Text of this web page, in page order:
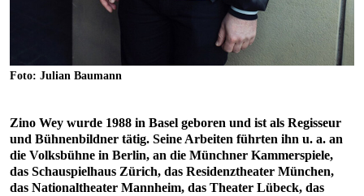
Foto: Julian Baumann
Zino Wey wurde 1988 in Basel geboren und ist als Regisseur
und Bühnenbildner tätig. Seine Arbeiten führten ihn u. a. an
die Volksbühne in Berlin, an die Münchner Kammerspiele,
das Schauspielhaus Zürich, das Residenztheater München,
das Nationaltheater Mannheim, das Theater Lübeck, das